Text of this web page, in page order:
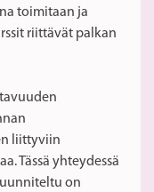
toimitaan ja
riittävät palkan
liittyviin
Tässä yhteydessä
on